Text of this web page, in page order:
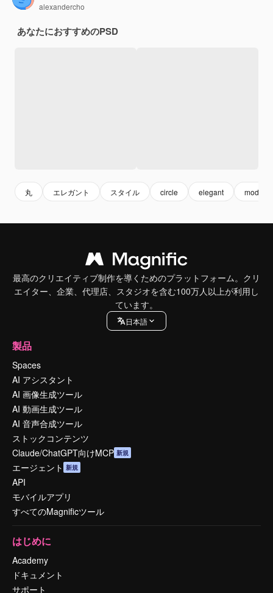
alexandercho
あなたにおすすめのPSD
丸 エレガント スタイル circle elegant modern
最高のクリエイティブ制作を導くためのプラットフォーム。クリ
エイター、企業、代理店、スタジオを含む100万人以上が利用し
ています。
日本語
製品
Spaces
AI アシスタント
AI 画像生成ツール
AI 動画生成ツール
AI 音声合成ツール
ストックコンテンツ
Claude/ChatGPT向けMCP 新規
エージェント 新規
API
モバイルアプリ
すべてのMagnificツール
はじめに
Academy
ドキュメント
サポート